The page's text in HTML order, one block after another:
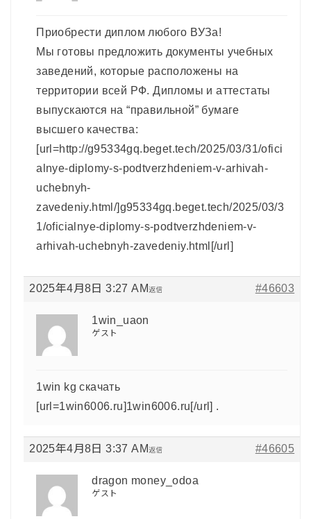
Приобрести диплом любого ВУЗа!
Мы готовы предложить документы учебных
заведений, которые расположены на
территории всей РФ. Дипломы и аттестаты
выпускаются на “правильной” бумаге
высшего качества:
[url=http://g95334gq.beget.tech/2025/03/31/ofici
alnye-diplomy-s-podtverzhdeniem-v-arhivah-
uchebnyh-
zavedeniy.html/]g95334gq.beget.tech/2025/03/3
1/oficialnye-diplomy-s-podtverzhdeniem-v-
arhivah-uchebnyh-zavedeniy.html[/url]
2025年4月8日 3:27 AM #46603
返信
1win_uaon
ゲスト
1win kg скачать
[url=1win6006.ru]1win6006.ru[/url] .
2025年4月8日 3:37 AM #46605
返信
dragon money_odoa
ゲスト